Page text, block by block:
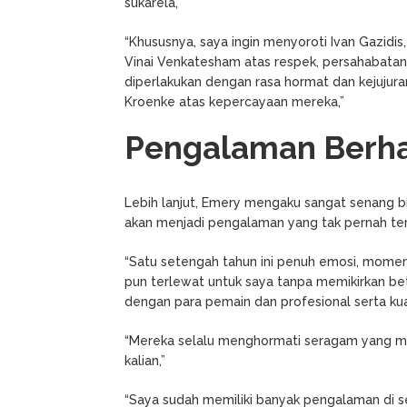
“Khususnya, saya ingin menyoroti Ivan
Vinai Venkatesham atas respek,
diperlakukan dengan rasa hormat dan
Kroenke atas kepercayaan mereka,”
Pengalaman
Lebih lanjut, Emery mengaku sangat senang
akan menjadi pengalaman yang tak pernah
“Satu setengah tahun ini penuh emosi,
pun terlewat untuk saya tanpa memikirkan
dengan para pemain dan profesional serta
“Mereka selalu menghormati seragam yang
kalian,”
“Saya sudah memiliki banyak pengalaman di